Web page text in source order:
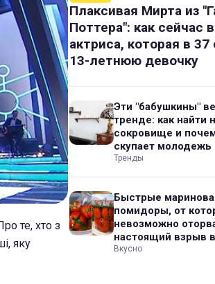
те, хто з
яку
Плаксивая Мирта из
Поттера": как сейчас
актриса, которая в
13-летнюю девочку
Эти "бабушкины"
тренде: как найти
сокровище и
скупает молодежь
Тренды
Быстрые
помидоры, от
невозможно
настоящий взрыв
Вкусно